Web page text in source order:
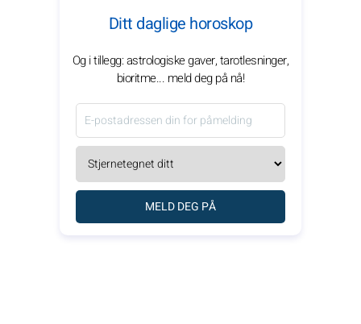
Ditt daglige horoskop
Og i tillegg: astrologiske gaver, tarotlesninger,
bioritme... meld deg på nå!
MELD DEG PÅ